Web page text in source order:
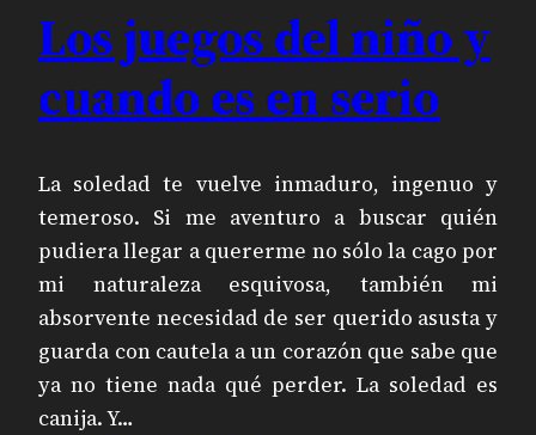
Los juegos del niño y
cuando es en serio
La soledad te vuelve inmaduro, ingenuo y
temeroso. Si me aventuro a buscar quién
pudiera llegar a quererme no sólo la cago por
mi naturaleza esquivosa, también mi
absorvente necesidad de ser querido asusta y
guarda con cautela a un corazón que sabe que
ya no tiene nada qué perder. La soledad es
canija. Y…